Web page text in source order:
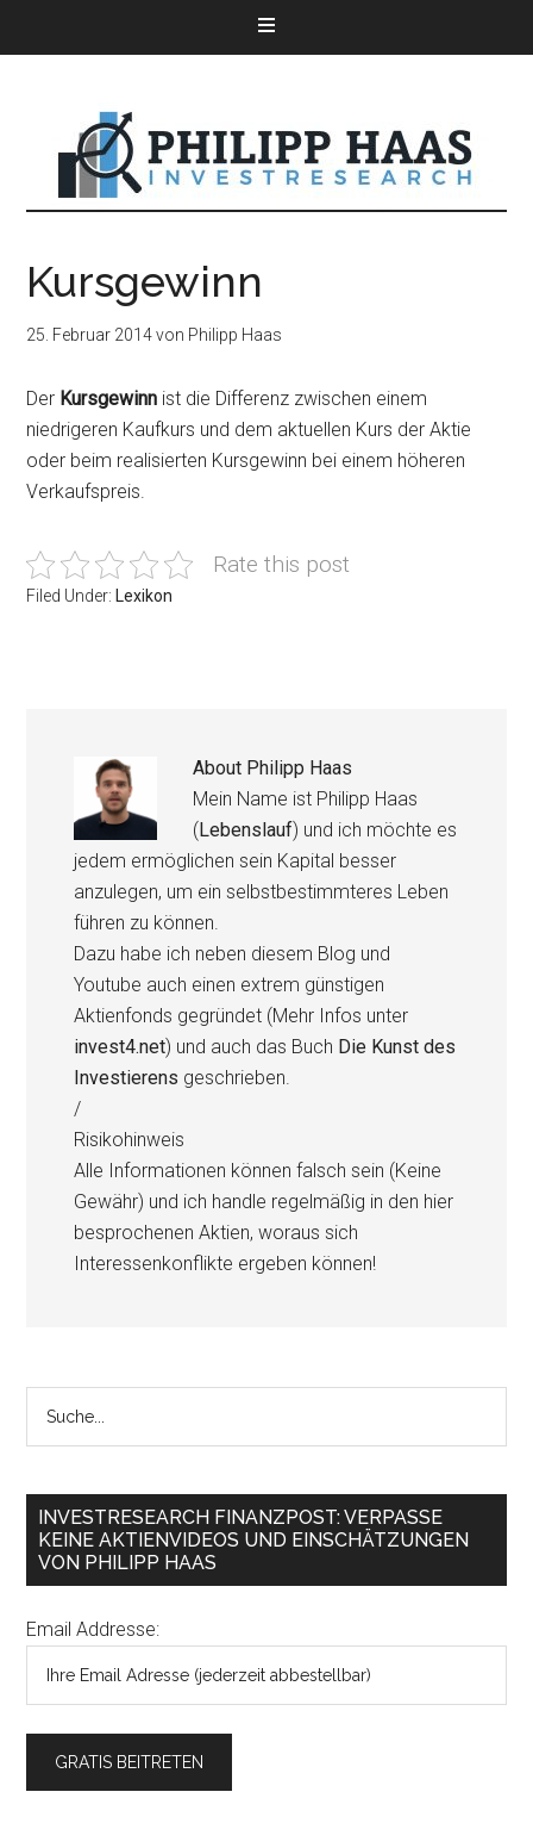
Kursgewinn
25. Februar 2014von Philipp Haas
Der Kursgewinn ist die Differenz zwischen einem
niedrigeren Kaufkurs und dem aktuellen Kurs der Aktie
oder beim realisierten Kursgewinn bei einem höheren
Verkaufspreis.
Rate this post
Filed Under: Lexikon
About Philipp Haas
Mein Name ist Philipp Haas
(Lebenslauf) und ich möchte es
jedem ermöglichen sein Kapital besser
anzulegen, um ein selbstbestimmteres Leben
führen zu können.
Dazu habe ich neben diesem Blog und
Youtube auch einen extrem günstigen
Aktienfonds gegründet (Mehr Infos unter
invest4.net) und auch das Buch Die Kunst des
Investierens geschrieben.
/
Risikohinweis
Alle Informationen können falsch sein (Keine
Gewähr) und ich handle regelmäßig in den hier
besprochenen Aktien, woraus sich
Interessenkonflikte ergeben können!
INVESTRESEARCH FINANZPOST: VERPASSE
KEINE AKTIENVIDEOS UND EINSCHÄTZUNGEN
VON PHILIPP HAAS
Email Addresse: